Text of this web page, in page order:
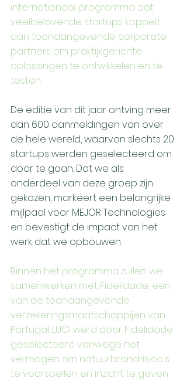
internationaal programma dat
veelbelovende startups koppelt
aan toonaangevende corporate
partners om praktijkgerichte
oplossingen te ontwikkelen en te
testen.
De editie van dit jaar ontving meer
dan 600 aanmeldingen van over
de hele wereld, waarvan slechts 20
startups werden geselecteerd om
door te gaan. Dat we als
onderdeel van deze groep zijn
gekozen, markeert een belangrijke
mijlpaal voor MEJOR Technologies
en bevestigt de impact van het
werk dat we opbouwen.
Binnen het programma zullen we
samenwerken met Fidelidade, een
van de toonaangevende
verzekeringsmaatschappijen van
Portugal. LUCI werd door Fidelidade
geselecteerd vanwege het
vermogen om natuurbrandrisico's
te voorspellen en inzicht te geven